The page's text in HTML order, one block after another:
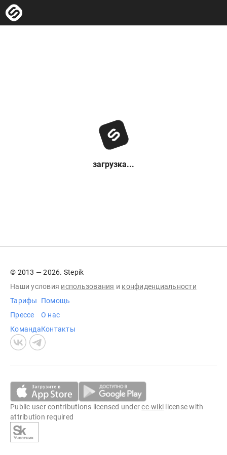
загрузка...
© 2013 — 2026. Stepik
Наши условия использования и конфиденциальности
Тарифы
Прессе
Команда
Помощь
О нас
Контакты
Public user contributions licensed undercc-wiki license with
attribution required